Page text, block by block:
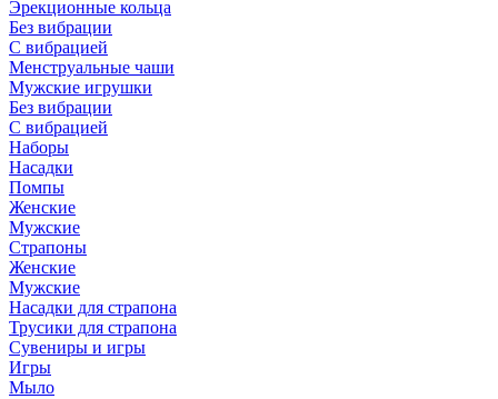
Эрекционные кольца
Без вибрации
С вибрацией
Менструальные чаши
Мужские игрушки
Без вибрации
С вибрацией
Наборы
Насадки
Помпы
Женские
Мужские
Страпоны
Женские
Мужские
Насадки для страпона
Трусики для страпона
Сувениры и игры
Игры
Мыло